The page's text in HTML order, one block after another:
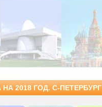
2018 ГОД. С-ПЕТЕРБУРГ